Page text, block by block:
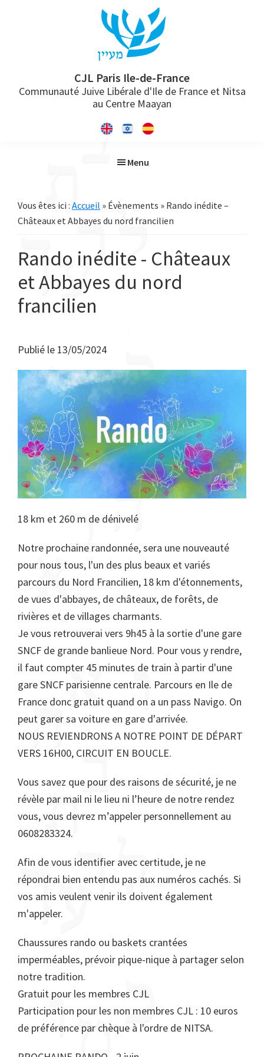
principale
CJL Paris Ile-de-France
Communauté Juive Libérale d'Ile de France et Nitsa
au Centre Maayan
Menu
Vous êtes ici : Accueil » Évènements » Rando inédite –
Châteaux et Abbayes du nord francilien
Rando inédite - Châteaux
et Abbayes du nord
francilien
Publié le 13/05/2024
18 km et 260 m de dénivelé
Notre prochaine randonnée, sera une nouveauté
pour nous tous, l'un des plus beaux et variés
parcours du Nord Francilien, 18 km d'étonnements,
de vues d'abbayes, de châteaux, de forêts, de
rivières et de villages charmants.
Je vous retrouverai vers 9h45 à la sortie d'une gare
SNCF de grande banlieue Nord. Pour vous y rendre,
il faut compter 45 minutes de train à partir d'une
gare SNCF parisienne centrale. Parcours en Ile de
France donc gratuit quand on a un pass Navigo. On
peut garer sa voiture en gare d'arrivée.
NOUS REVIENDRONS A NOTRE POINT DE DÉPART
VERS 16H00, CIRCUIT EN BOUCLE.
Vous savez que pour des raisons de sécurité, je ne
révèle par mail ni le lieu ni l’heure de notre rendez
vous, vous devrez m’appeler personnellement au
0608283324.
Afin de vous identifier avec certitude, je ne
répondrai bien entendu pas aux numéros cachés. Si
vos amis veulent venir ils doivent également
m'appeler.
Chaussures rando ou baskets crantées
imperméables, prévoir pique-nique à partager selon
notre tradition.
Gratuit pour les membres CJL
Participation pour les non membres CJL : 10 euros
de préférence par chèque à l'ordre de NITSA.